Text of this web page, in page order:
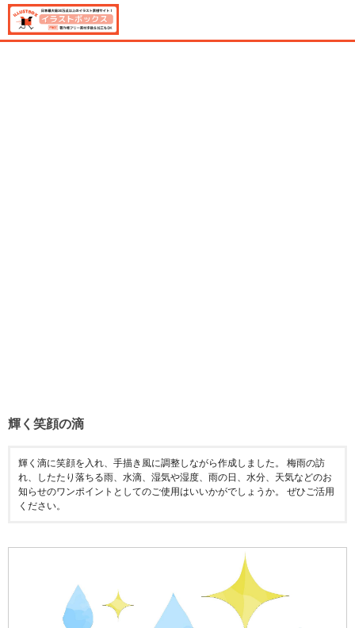
輝く笑顔の滴
輝く滴に笑顔を入れ、手描き風に調整しながら作成しました。 梅雨の訪
れ、したたり落ちる雨、水滴、湿気や湿度、雨の日、水分、天気などのお
知らせのワンポイントとしてのご使用はいいかがでしょうか。 ぜひご活用
ください。